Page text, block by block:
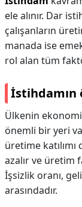
ele alınır. Dar
çalışanların
manada ise
rol alan tüm
İstihdamın
Ülkenin
önemli bir yeri
üretime
azalır ve üretim
İşsizlik oranı,
arasındadır.